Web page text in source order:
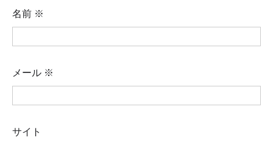
名前 ※
メール ※
サイト